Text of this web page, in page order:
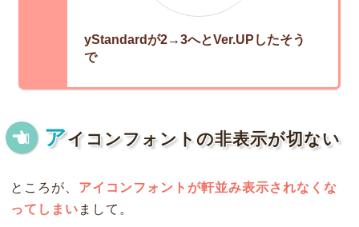
yStandardが2→3へとVer.UPしたそう
で
アイコンフォントの非表示が切ない
ところが、 アイコンフォントが軒並み表示されなくな
ってしまい まして。